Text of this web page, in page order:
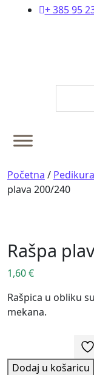
content + 385 95
Početna / Pedikura
plava 200/240
Rašpa
1,60€
Rašpica u obliku
mekana.
Dodaj u košaricu